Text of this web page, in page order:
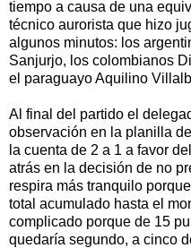
tiempo a causa de una
técnico aurorista que hizo
algunos minutos: los
Sanjurjo, los colombianos
el paraguayo Aquilino
Al final del partido el
observación en la planilla
la cuenta de 2 a 1 a favor
atrás en la decisión de no
respira más tranquilo
total acumulado hasta el
complicado porque de 15
quedaría segundo, a cinco